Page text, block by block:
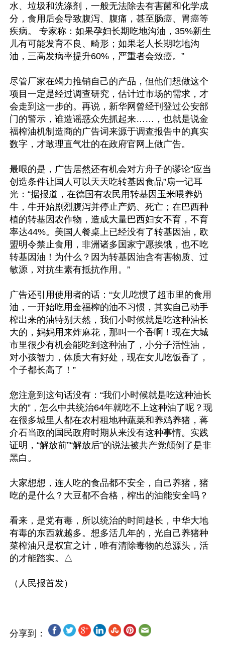
水、垃圾和洗涤剂，一般无法除去有害菌和化学成
分，食用后会导致腹泻、腹痛，甚至肠癌、胃癌等
疾病。 专家称：如果孕妇长期吃地沟油，35%新生
儿有可能发育不良、畸形；如果老人长期吃地沟
油，三高发病率提升60%，严重者会致癌。”
尽管厂家在竭力推销自己的产品，但他们想做这个
项目一定是经过调查研究，估计过市场的需求，才
会走到这一步的。再说，新华网曾经刊登过公安部
门的警示，谁造谣惑众先抓起来……，也就是说金
福榨油机制造商的广告词来源于调查报告中的真实
数字，才敢理直气壮的在政府官网上做广告。
最哏的是，广告居然还有机会对方舟子的谬论“应当
创造条件让国人可以天天吃转基因食品”扇一记耳
光：“据报道，在德国有农民用转基因玉米喂养奶
牛，牛开始剧烈腹泻并停止产奶、死亡；在巴西种
植的转基因农作物，造成大量巴西妇女不育，不育
率达44%。美国人餐桌上已经没有了转基因油，欧
盟明令禁止食用，非洲诸多国家宁愿挨饿，也不吃
转基因油！为什么？因为转基因油含有害物质、过
敏源，对抗生素有抵抗作用。”
广告还引用使用者的话：“女儿吃惯了超市里的食用
油，一开始吃用金福榨的油不习惯，其实自己动手
榨出来的油特别天然，我们小时候就是吃这种油长
大的，妈妈用来炸麻花，那叫一个香啊！现在大城
市里很少有机会能吃到这种油了，小分子活性油，
对小孩智力，体质大有好处，现在女儿吃饭香了，
个子都长高了！”
您注意到这句话没有：“我们小时候就是吃这种油长
大的”，怎么中共统治64年就吃不上这种油了呢？现
在很多城里人都在农村租地种蔬菜和养鸡养猪，蒋
介石当政的国民政府时期从来没有这种事情。实践
证明，“解放前”“解放后”的说法被共产党颠倒了是非
黑白。
大家想想，连人吃的食品都不安全，自己养猪，猪
吃的是什么？大豆都不合格，榨出的油能安全吗？
看来，是党有毒，所以统治的时间越长，中华大地
有毒的东西就越多。想多活几年的，光自己养猪种
菜榨油只是权宜之计，唯有清除毒物的总源头，活
的才能踏实。△
分享到：